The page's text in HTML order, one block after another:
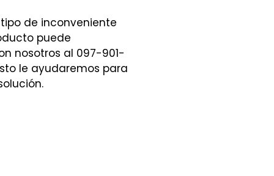
de inconveniente
puede
nosotros al 097-901-
le ayudaremos para